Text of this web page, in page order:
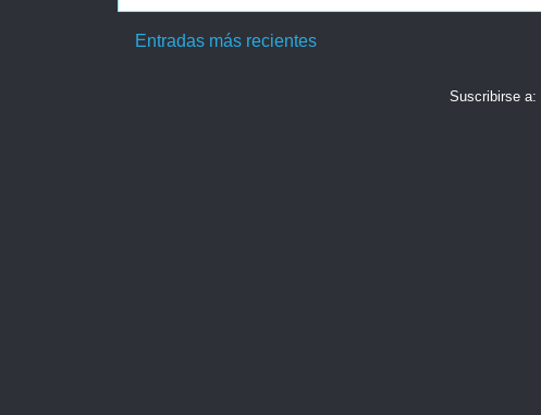
Entradas más recientes
Suscribirse a: